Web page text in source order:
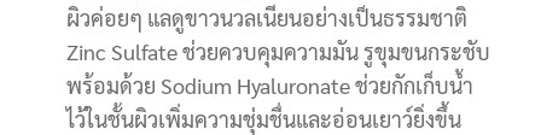
ผิวค่อยๆ แลดูขาวนวลเนียนอย่างเป็นธรรมชาติ
Zinc Sulfate ช่วยควบคุมความมัน รูขุมขนกระชับ
พร้อมด้วย Sodium Hyaluronate ช่วยกักเก็บน้ำ
ไว้ในชั้นผิวเพิ่มความชุ่มชื่นและอ่อนเยาว์ยิ่งขึ้น